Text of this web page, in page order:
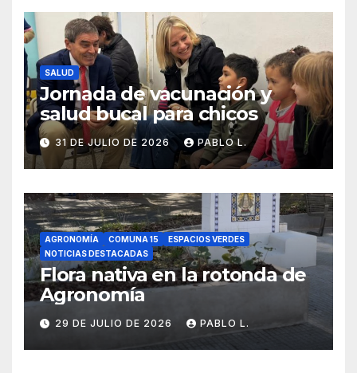
SALUD
Jornada de vacunación y
salud bucal para chicos
31 DE JULIO DE 2026 PABLO L.
AGRONOMÍA COMUNA 15
ESPACIOS VERDES
NOTICIAS DESTACADAS
Flora nativa en la rotonda de
Agronomía
29 DE JULIO DE 2026 PABLO L.